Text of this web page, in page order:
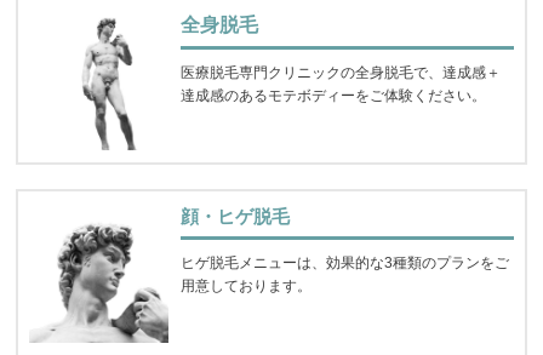
全身脱毛
医療脱毛専門クリニックの全身脱毛で、達成感＋
達成感のあるモテボディーをご体験ください。
顔・ヒゲ脱毛
ヒゲ脱毛メニューは、効果的な3種類のプランをご
用意しております。